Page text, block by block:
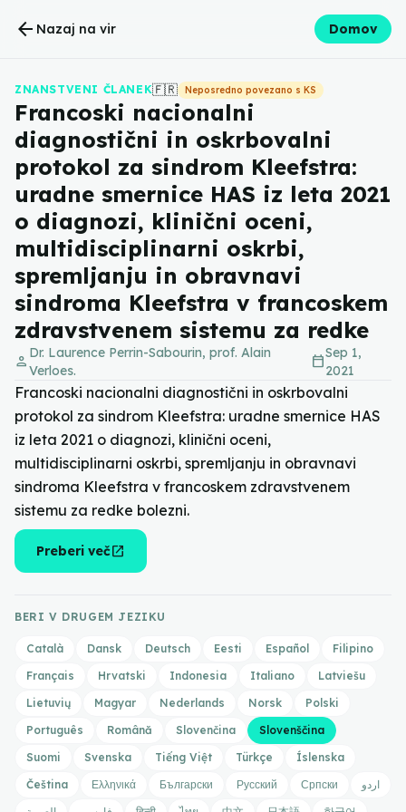
arrow_back Nazaj na vir Domov
ZNANSTVENI ČLANEK🇫🇷 Neposredno povezano s KS
Francoski nacionalni
diagnostični in oskrbovalni
protokol za sindrom Kleefstra:
uradne smernice HAS iz leta 2021
o diagnozi, klinični oceni,
multidisciplinarni oskrbi,
spremljanju in obravnavi
sindroma Kleefstra v francoskem
zdravstvenem sistemu za redke
person Dr. Laurence Perrin-Sabourin, prof. Alain
Verloes.
calendar_todaySep 1,
2021
Francoski nacionalni diagnostični in oskrbovalni
protokol za sindrom Kleefstra: uradne smernice HAS
iz leta 2021 o diagnozi, klinični oceni,
multidisciplinarni oskrbi, spremljanju in obravnavi
sindroma Kleefstra v francoskem zdravstvenem
sistemu za redke bolezni.
Preberi večopen_in_new
BERI V DRUGEM JEZIKU
Català Dansk Deutsch Eesti Español
Filipino
Français
Hrvatski Indonesia Italiano
Latviešu
Lietuvių
Magyar Nederlands Norsk
Polski
Português
Română Slovenčina
Slovenščina
Suomi
Svenska Tiếng Việt Türkçe
Íslenska
Čeština
Ελληνικά Български Русский Српски
اردو